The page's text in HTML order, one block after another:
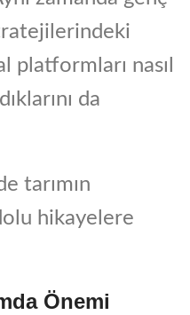
platformları nasıl
da
tarımın
hikayelere
Önemi